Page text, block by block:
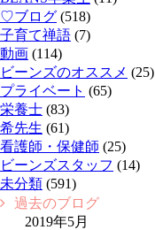
♡ブログ (518)
子育て禅語 (7)
動画 (114)
ビーンズのオススメ (25)
プライベート (65)
栄養士 (83)
希先生 (61)
看護師・保健師 (25)
ビーンズスタッフ (14)
未分類 (591)
過去のブログ
2019年5月